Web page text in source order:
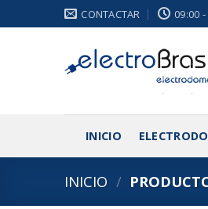
al
CONTACTAR 09:00
INICIO
INICIO /